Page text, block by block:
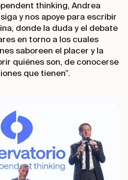
thinking, Andrea
y nos apoye para escribir
donde la duda y el debate
en torno a los cuales
saboreen el placer y la
quiénes son, de conocerse
que tienen”.